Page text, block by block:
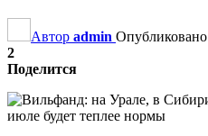
Автор admin Опубликовано
2
Поделится